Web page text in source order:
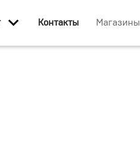
Контакты Магазины